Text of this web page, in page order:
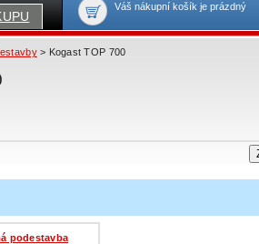
Váš nákupní košík je prázdný
> Kogast TOP 700
podestavba